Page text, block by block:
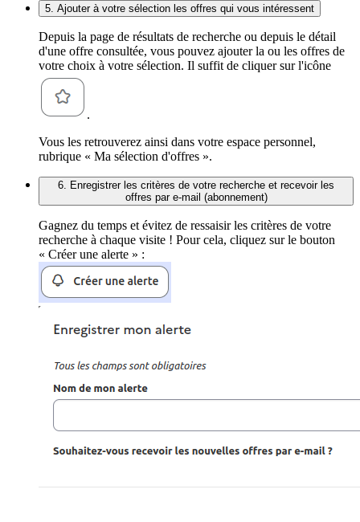
5. Ajouter à votre sélection les offres qui vous intéressent
Depuis la page de résultats de recherche ou depuis le détail
d'une offre consultée, vous pouvez ajouter la ou les offres de
votre choix à votre sélection. Il suffit de cliquer sur l'icône
.
Vous les retrouverez ainsi dans votre espace personnel,
rubrique « Ma sélection d'offres ».
6. Enregistrer les critères de votre recherche et recevoir les
offres par e-mail (abonnement)
Gagnez du temps et évitez de ressaisir les critères de votre
recherche à chaque visite ! Pour cela, cliquez sur le bouton
« Créer une alerte » :